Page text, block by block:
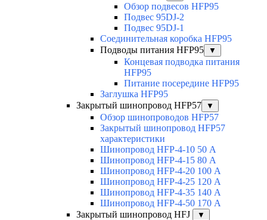
Обзор подвесов HFP95
Подвес 95DJ-2
Подвес 95DJ-1
Соединительная коробка HFP95
Подводы питания HFP95
▼
Концевая подводка питания
HFP95
Питание посередине HFP95
Заглушка HFP95
Закрытый шинопровод HFP57
▼
Обзор шинопроводов HFP57
Закрытый шинопровод HFP57
характеристики
Шинопровод HFP-4-10 50 А
Шинопровод HFP-4-15 80 А
Шинопровод HFP-4-20 100 А
Шинопровод HFP-4-25 120 А
Шинопровод HFP-4-35 140 А
Шинопровод HFP-4-50 170 А
Закрытый шинопровод HFJ
▼